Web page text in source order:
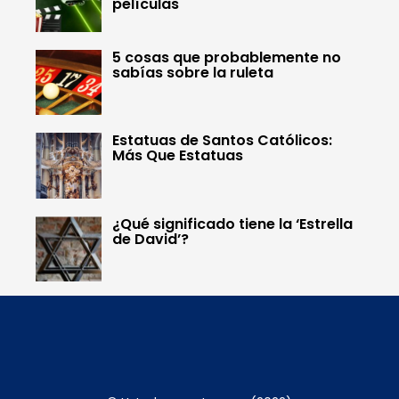
5 cosas que probablemente no
sabías sobre la ruleta
Estatuas de Santos Católicos:
Más Que Estatuas
¿Qué significado tiene la ‘Estrella
de David’?